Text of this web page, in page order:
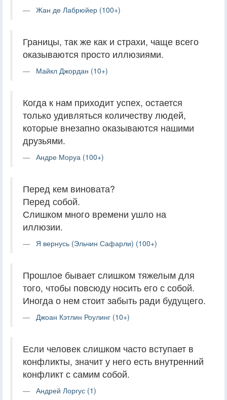
Жан де Лабрюйер (100+)
Границы, так же как и страхи, чаще всего
оказываются просто иллюзиями.
Майкл Джордан (10+)
Когда к нам приходит успех, остается
только удивляться количеству людей,
которые внезапно оказываются нашими
друзьями.
Андре Моруа (100+)
Перед кем виновата?
Перед собой.
Слишком много времени ушло на
иллюзии.
Я вернусь (Эльчин Сафарли) (100+)
Прошлое бывает слишком тяжелым для
того, чтобы повсюду носить его с собой.
Иногда о нем стоит забыть ради будущего.
Джоан Кэтлин Роулинг (10+)
Если человек слишком часто вступает в
конфликты, значит у него есть внутренний
конфликт с самим собой.
Андрей Лоргус (1)